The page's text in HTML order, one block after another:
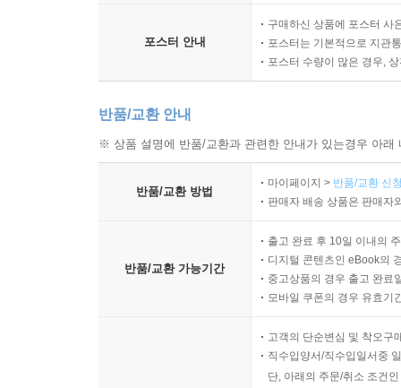
포스터 안내
구매하신 상품에 포스터 사
포스터는 기본적으로 지관
포스터 수량이 많은 경우,
반품/교환 안내
※ 상품 설명에 반품/교환과 관련한 안내가 있는경우 아
반품/교환 방법
마이페이지 > 반품/교환 신
판매자 배송 상품은 판매자
반품/교환 가능기간
출고 완료 후 10일 이내의
디지털 콘텐츠인 eBook의
중고상품의 경우 출고 완료
모바일 쿠폰의 경우 유효기
고객의 단순변심 및 착오구
직수입양서/직수입일서중
단, 아래의 주문/취소 조건